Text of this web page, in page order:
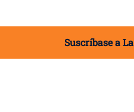
Suscríbase a